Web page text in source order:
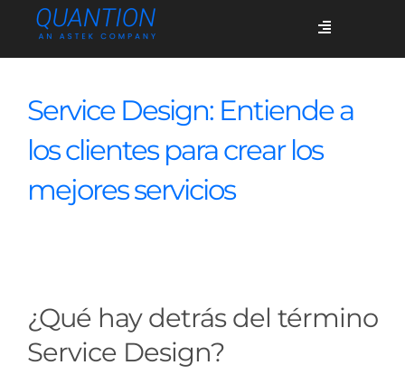
Toggle
Quiénes somos
Service Design: Entiende a
los clientes para crear los
mejores servicios
¿Qué hay detrás del término
Service Design?